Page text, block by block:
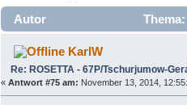
Autor
67P/Tschurjumow-
KarlW
Re: ROSETTA - 67P/Tschurjumow-
« Antwort #75 am: November 13, 2014,